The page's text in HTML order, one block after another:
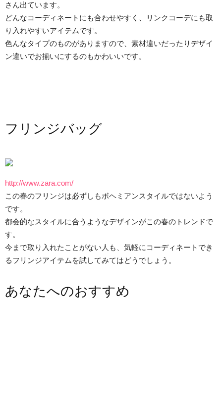
さん出ています。
どんなコーディネートにも合わせやすく、リンクコーデにも取
り入れやすいアイテムです。
色んなタイプのものがありますので、素材違いだったりデザイ
ン違いでお揃いにするのもかわいいです。
フリンジバッグ
http://www.zara.com/
この春のフリンジは必ずしもボヘミアンスタイルではないよう
です。
都会的なスタイルに合うようなデザインがこの春のトレンドで
す。
今まで取り入れたことがない人も、気軽にコーディネートでき
るフリンジアイテムを試してみてはどうでしょう。
あなたへのおすすめ